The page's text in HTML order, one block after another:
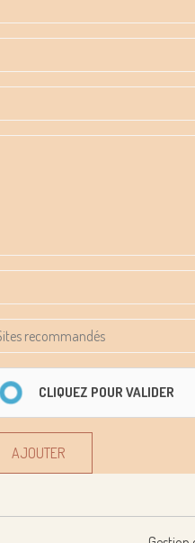
CLIQUEZ POUR VALIDER
AJOUTER